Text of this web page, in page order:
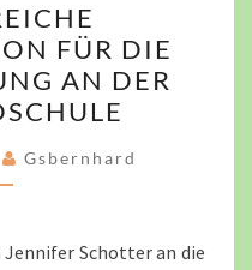
FÜR DIE
AN DER
Gsbernhard
Schotter an die